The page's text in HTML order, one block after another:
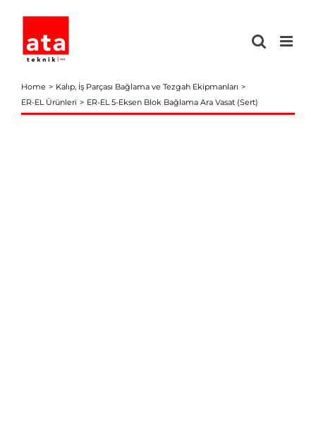
content
Home
Kalıp, İş Parçası Bağlama ve Tezgah Ekipmanları
ER-EL Ürünleri
ER-EL 5-Eksen Blok Bağlama Ara Vasat (Sert)